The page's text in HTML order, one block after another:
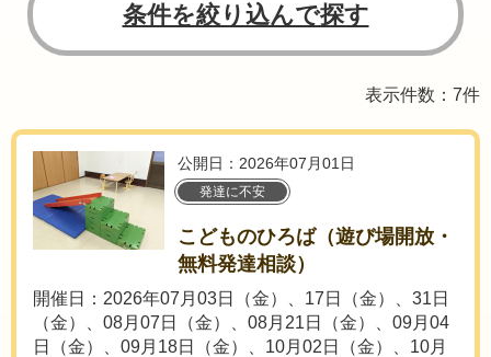
条件を絞り込んで探す
表示件数：7件
公開日：2026年07月01日
発達に不安
こどものひろば（遊び場開放・
無料発達相談）
開催日：2026年07月03日（金）、17日（金）、31日
（金）、08月07日（金）、08月21日（金）、09月04
日（金）、09月18日（金）、10月02日（金）、10月